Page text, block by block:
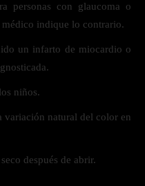
personas con glaucoma o
médico indique lo contrario.
un infarto de miocardio o
niños.
variación natural del color en
después de abrir.